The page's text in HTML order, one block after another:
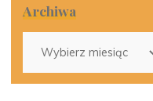
Archiwa